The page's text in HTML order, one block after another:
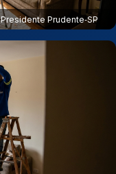
Prudente‑SP